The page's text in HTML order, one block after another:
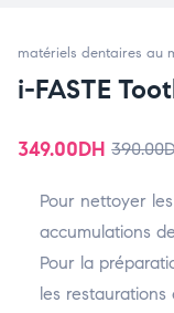
matériels dentaires au
i-FASTE
390.00
349.00DH
Pour nettoyer
accumulations
Pour la
les